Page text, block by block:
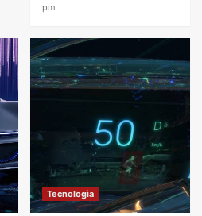
pm
Tecnologia